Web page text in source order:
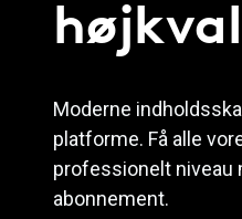
Moderne
platforme. Få alle
professionelt niveau
abonnement.